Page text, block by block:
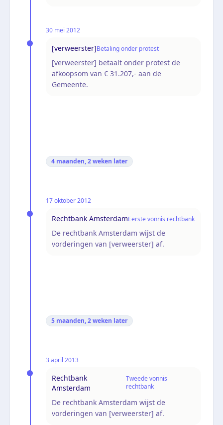
30 mei 2012
[verweerster]Betaling onder protest
[verweerster] betaalt onder protest de
afkoopsom van € 31.207,- aan de
Gemeente.
4 maanden, 2 weken later
17 oktober 2012
Rechtbank AmsterdamEerste vonnis rechtbank
De rechtbank Amsterdam wijst de
vorderingen van [verweerster] af.
5 maanden, 2 weken later
3 april 2013
Rechtbank
Amsterdam
Tweede vonnis
rechtbank
De rechtbank Amsterdam wijst de
vorderingen van [verweerster] af.